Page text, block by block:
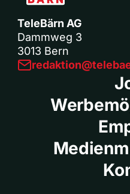
TeleBärn AG
Dammweg 3
3013 Bern